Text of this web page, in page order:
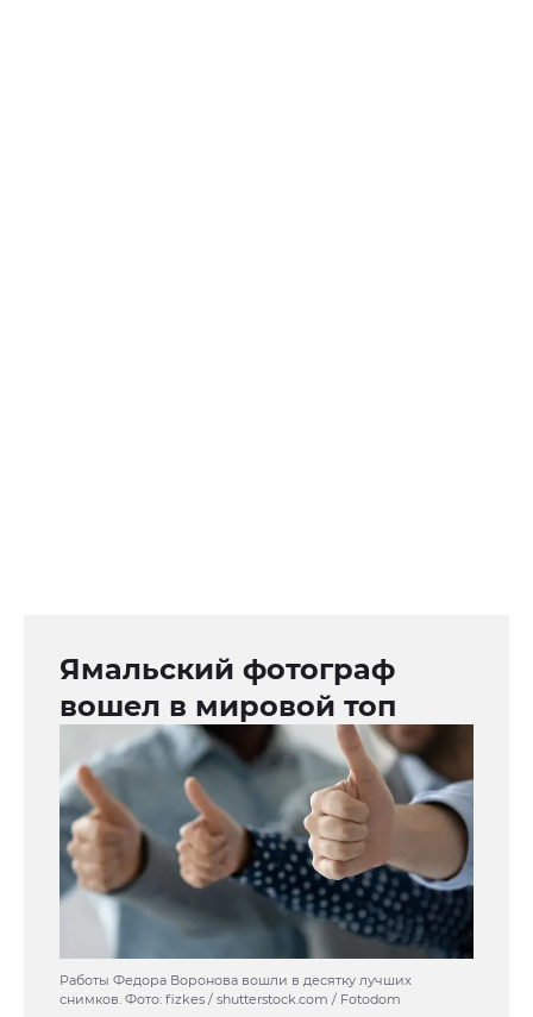
Ямальский фотограф
вошел в мировой топ
Работы Федора Воронова вошли в десятку лучших
снимков. Фото: fizkes / shutterstock.com / Fotodom